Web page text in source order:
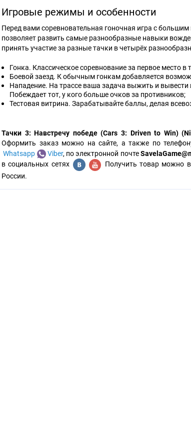
Игровые режимы и особенности
Перед вами соревновательная гоночная игра с
позволяет развить самые разнообразные навыки
принять участие за разные тачки в четырёх
Гонка. Классическое соревнование за первое место в
Боевой заезд. К обычным гонкам добавляется
Нападение. На трассе ваша задача выжить и
Побеждает тот, у кого больше очков за противников;
Тестовая витрина. Зарабатывайте баллы, делая
Тачки 3: Навстречу победе (Cars 3: Driven to Win)
Оформить заказ можно на сайте, а также по
Whatsapp
Viber, по электронной почте
в социальных сетях
Получить товар можно
России.